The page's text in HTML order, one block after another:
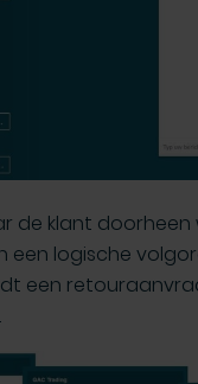
de klant
een logische
een